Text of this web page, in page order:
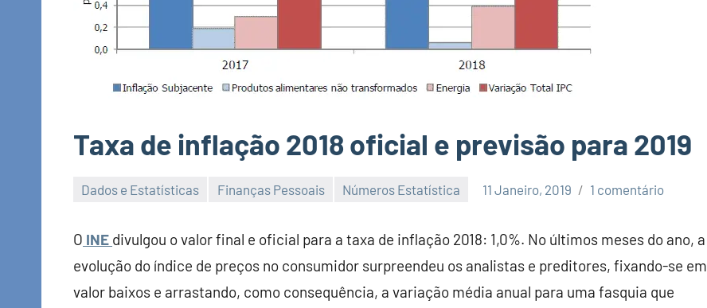
Taxa de inflação 2018 oficial e previsão para 2019
Dados e Estatísticas Finanças Pessoais Números Estatística 11 Janeiro, 2019
Finanças
1 comentário
O INE divulgou o valor final e oficial para a taxa de inflação 2018: 1,0%. No últimos meses do ano, a
evolução do índice de preços no consumidor surpreendeu os analistas e preditores, fixando-se em
valor baixos e arrastando, como consequência, a variação média anual para uma fasquia que